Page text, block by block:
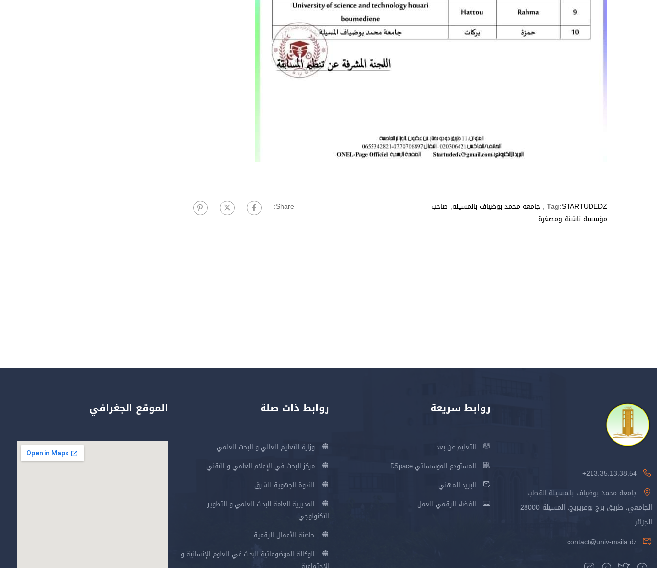
Tag:STARTUDEDZ
, جامعة محمد بوضياف بالمسيلة, صاحب
مؤسسة ناشئة ومصغرة
Share:
213.35.13.38.54+
جامعة محمد بوضياف بالمسيلة القطب
الجامعي، طريق برج بوعريريج، المسيلة 28000
الجزائر
contact@univ-msila.dz
روابط سريعة
التعليم عن بعد
المستودع المؤسساتي DSpace
البريد المهني
الفضاء الرقمي للعمل
روابط ذات صلة
وزارة التعليم العالي و البحث العلمي
مركز البحث في الإعلام العلمي و التقني
الندوة الجهوية للشرق
المديرية العامة للبحث العلمي و التطوير
التكنولوجي
حاضنة الأعمال الرقمية
الوكالة الموضوعاتية للبحث في العلوم الإنسانية و
الموقع الجغرافي